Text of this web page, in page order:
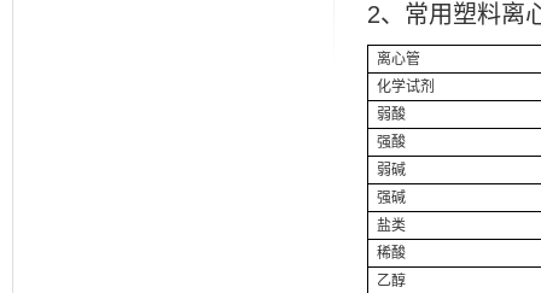
2、常用塑料离
离心管
化学试剂
弱酸
强酸
弱碱
强碱
盐类
稀酸
乙醇